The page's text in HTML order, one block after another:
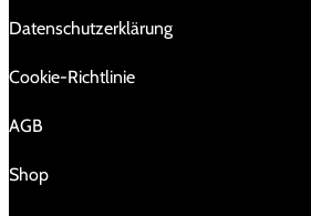
Da­ten­schutz­er­klä­rung
Cookie-Richtlinie
AGB
Shop